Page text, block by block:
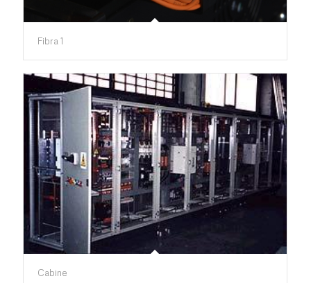
Fibra 1
Cabine